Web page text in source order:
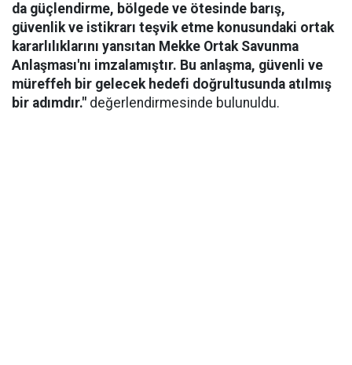
da güçlendirme, bölgede ve ötesinde barış,
güvenlik ve istikrarı teşvik etme konusundaki ortak
kararlılıklarını yansıtan Mekke Ortak Savunma
Anlaşması'nı imzalamıştır. Bu anlaşma, güvenli ve
müreffeh bir gelecek hedefi doğrultusunda atılmış
bir adımdır." değerlendirmesinde bulunuldu.